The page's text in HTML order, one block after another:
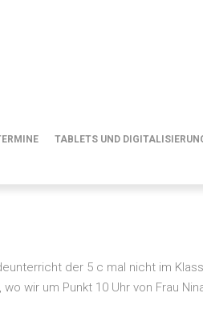
TABLETS UND
der 5 c mal nicht im
wir um Punkt 10 Uhr von Frau